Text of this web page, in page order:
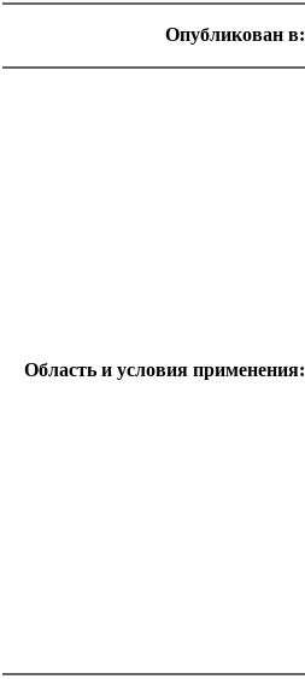
Опубликован в:
Область и условия применения: